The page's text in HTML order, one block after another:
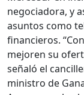
negociadora, y
asuntos como
financieros.
mejoren su
señaló el
ministro de